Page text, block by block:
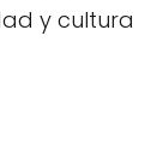
y cultura